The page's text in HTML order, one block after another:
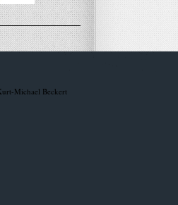
Michael Beckert